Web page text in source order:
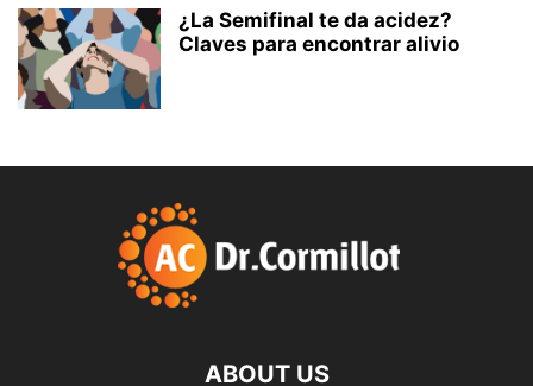
¿La Semifinal te da acidez?
Claves para encontrar alivio
ABOUT US